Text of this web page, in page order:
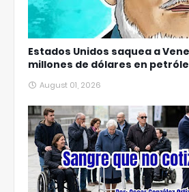
Estados Unidos saquea a
millones de dólares en
August 01, 2026